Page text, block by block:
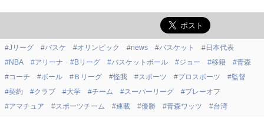
#Jリーグ #バスケ #オリンピック #news #バスケット
#日本代表
#NBA
#アリーナ #Bリーグ #バスケットボール #ジョー #移籍
#青森
#コーチ
#ボール #Ｂリーグ #怪我 #スポーツ #プロスポーツ
#監督
#契約
#クラブ #大学 #チーム #スーパーリーグ
#プレーオフ
#アマチュア
#スポーツチーム #連載 #優勝 #青森ワッツ #台湾